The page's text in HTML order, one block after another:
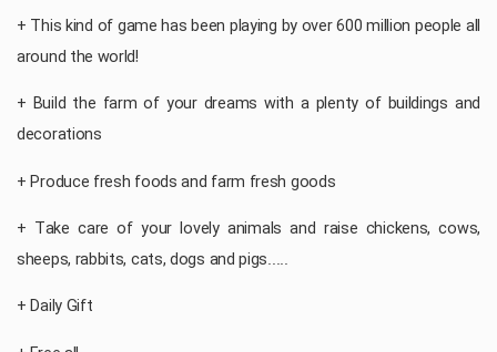
+ This kind of game has been playing by over 600 million people all
around the world!
+ Build the farm of your dreams with a plenty of buildings and
decorations
+ Produce fresh foods and farm fresh goods
+ Take care of your lovely animals and raise chickens, cows,
sheeps, rabbits, cats, dogs and pigs.....
+ Daily Gift